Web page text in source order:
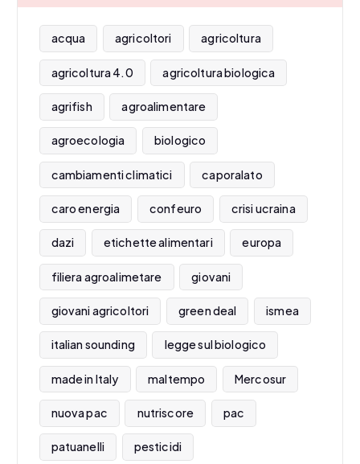
acqua agricoltori agricoltura
agricoltura 4.0 agricoltura biologica
agrifish agroalimentare
agroecologia biologico
cambiamenti climatici caporalato
caro energia confeuro crisi ucraina
dazi etichette alimentari europa
filiera agroalimetare giovani
giovani agricoltori green deal ismea
italian sounding legge sul biologico
made in Italy maltempo Mercosur
nuova pac nutriscore pac
patuanelli pesticidi